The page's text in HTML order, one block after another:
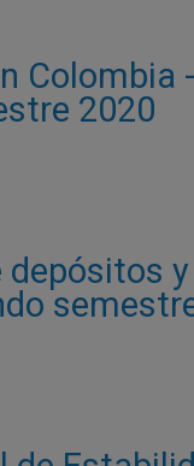
Colombia
2020